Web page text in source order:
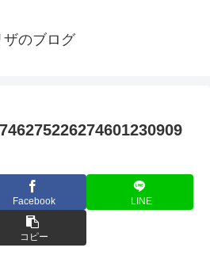
ザのブログ
Facebook LINE
コピー